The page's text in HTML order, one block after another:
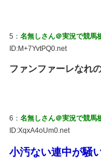
5： 名無しさん＠実況で競馬
ID:M+7YvtPQ0.net
ファンファーレなれ
6： 名無しさん＠実況で競馬
ID:XqxA4oUm0.net
小汚ない連中が騒